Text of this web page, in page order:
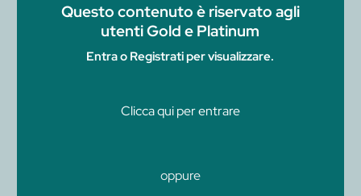
Questo contenuto è riservato agli
utenti Gold e Platinum
Entra o Registrati per visualizzare.
Clicca qui per entrare
oppure